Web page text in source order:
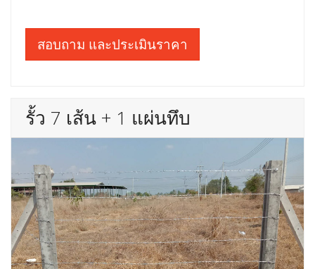
สอบถาม และประเมินราคา
รั้ว 7 เส้น + 1 แผ่นทึบ